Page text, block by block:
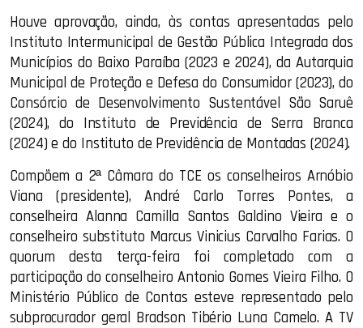
Houve aprovação, ainda, às contas apresentadas pelo
Instituto Intermunicipal de Gestão Pública Integrada dos
Municípios do Baixo Paraíba (2023 e 2024), da Autarquia
Municipal de Proteção e Defesa do Consumidor (2023), do
Consórcio de Desenvolvimento Sustentável São Saruê
(2024), do Instituto de Previdência de Serra Branca
(2024) e do Instituto de Previdência de Montadas (2024).
Compõem a 2ª Câmara do TCE os conselheiros Arnóbio
Viana (presidente), André Carlo Torres Pontes, a
conselheira Alanna Camilla Santos Galdino Vieira e o
conselheiro substituto Marcus Vinicius Carvalho Farias. O
quorum desta terça-feira foi completado com a
participação do conselheiro Antonio Gomes Vieira Filho. O
Ministério Público de Contas esteve representado pelo
subprocurador geral Bradson Tibério Luna Camelo. A TV